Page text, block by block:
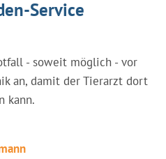
Service
- soweit möglich - vor
an, damit der Tierarzt dort
kann.